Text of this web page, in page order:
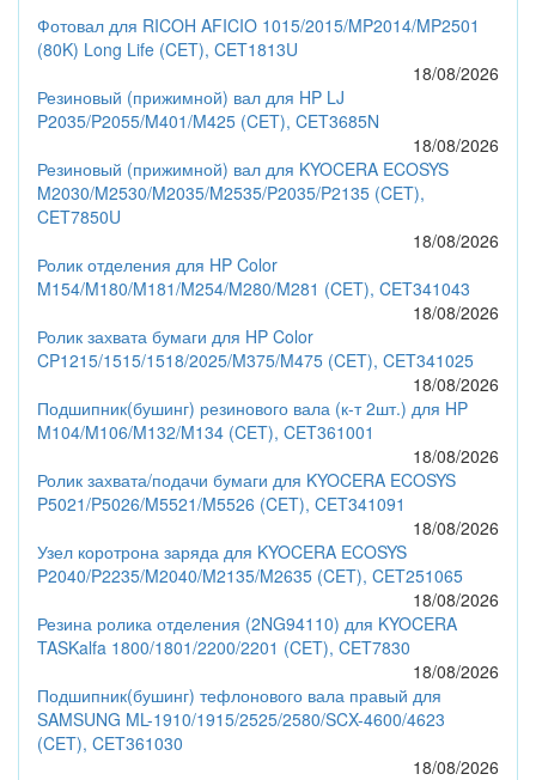
Фотовал для RICOH AFICIO 1015/2015/MP2014/MP2501
(80K) Long Life (CET), CET1813U
18/08/2026
Резиновый (прижимной) вал для HP LJ
P2035/P2055/M401/M425 (CET), CET3685N
18/08/2026
Резиновый (прижимной) вал для KYOCERA ECOSYS
M2030/M2530/M2035/M2535/P2035/P2135 (CET),
CET7850U
18/08/2026
Ролик отделения для HP Color
M154/M180/M181/M254/M280/M281 (CET), CET341043
18/08/2026
Ролик захвата бумаги для HP Color
CP1215/1515/1518/2025/M375/M475 (CET), CET341025
18/08/2026
Подшипник(бушинг) резинового вала (к-т 2шт.) для HP
M104/M106/M132/M134 (CET), CET361001
18/08/2026
Ролик захвата/подачи бумаги для KYOCERA ECOSYS
P5021/P5026/M5521/M5526 (CET), CET341091
18/08/2026
Узел коротрона заряда для KYOCERA ECOSYS
P2040/P2235/M2040/M2135/M2635 (CET), CET251065
18/08/2026
Резина ролика отделения (2NG94110) для KYOCERA
TASKalfa 1800/1801/2200/2201 (CET), CET7830
18/08/2026
Подшипник(бушинг) тефлонового вала правый для
SAMSUNG ML-1910/1915/2525/2580/SCX-4600/4623
(CET), CET361030
18/08/2026